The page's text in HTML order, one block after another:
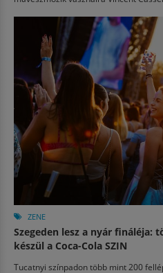
ZENE
Szegeden lesz a nyár fináléja:
készül a Coca-Cola SZIN
Tucatnyi színpadon több mint 200